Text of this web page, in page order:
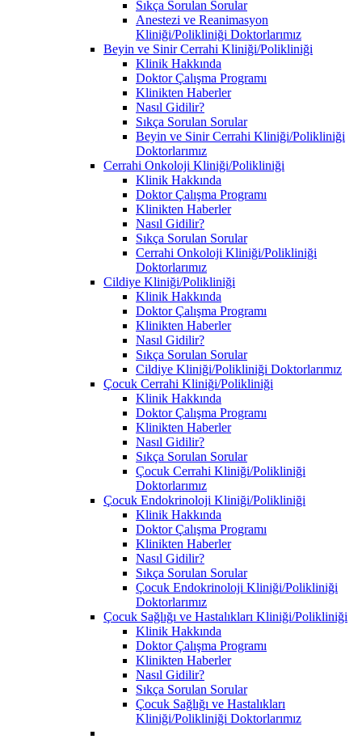
Sıkça Sorulan Sorular
Anestezi ve Reanimasyon
Kliniği/Polikliniği Doktorlarımız
Beyin ve Sinir Cerrahi Kliniği/Polikliniği
Klinik Hakkında
Doktor Çalışma Programı
Klinikten Haberler
Nasıl Gidilir?
Sıkça Sorulan Sorular
Beyin ve Sinir Cerrahi Kliniği/Polikliniği
Doktorlarımız
Cerrahi Onkoloji Kliniği/Polikliniği
Klinik Hakkında
Doktor Çalışma Programı
Klinikten Haberler
Nasıl Gidilir?
Sıkça Sorulan Sorular
Cerrahi Onkoloji Kliniği/Polikliniği
Doktorlarımız
Cildiye Kliniği/Polikliniği
Klinik Hakkında
Doktor Çalışma Programı
Klinikten Haberler
Nasıl Gidilir?
Sıkça Sorulan Sorular
Cildiye Kliniği/Polikliniği Doktorlarımız
Çocuk Cerrahi Kliniği/Polikliniği
Klinik Hakkında
Doktor Çalışma Programı
Klinikten Haberler
Nasıl Gidilir?
Sıkça Sorulan Sorular
Çocuk Cerrahi Kliniği/Polikliniği
Doktorlarımız
Çocuk Endokrinoloji Kliniği/Polikliniği
Klinik Hakkında
Doktor Çalışma Programı
Klinikten Haberler
Nasıl Gidilir?
Sıkça Sorulan Sorular
Çocuk Endokrinoloji Kliniği/Polikliniği
Doktorlarımız
Çocuk Sağlığı ve Hastalıkları Kliniği/Polikliniği
Klinik Hakkında
Doktor Çalışma Programı
Klinikten Haberler
Nasıl Gidilir?
Sıkça Sorulan Sorular
Çocuk Sağlığı ve Hastalıkları
Kliniği/Polikliniği Doktorlarımız